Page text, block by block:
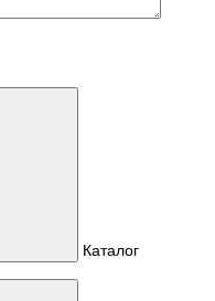
Каталог